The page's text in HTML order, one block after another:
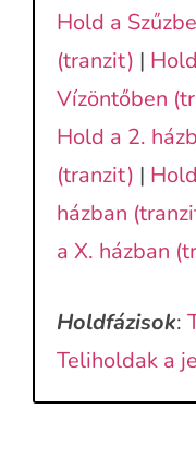
Hold a
(tranzit) |
Vízöntőben
Hold a 2.
(tranzit) |
házban
a X. házban
Holdfázisok:
Teliholdak a